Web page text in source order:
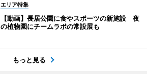
エリア特集
【動画】長居公園に食やスポーツの新施設 夜
の植物園にチームラボの常設展も
もっと見る